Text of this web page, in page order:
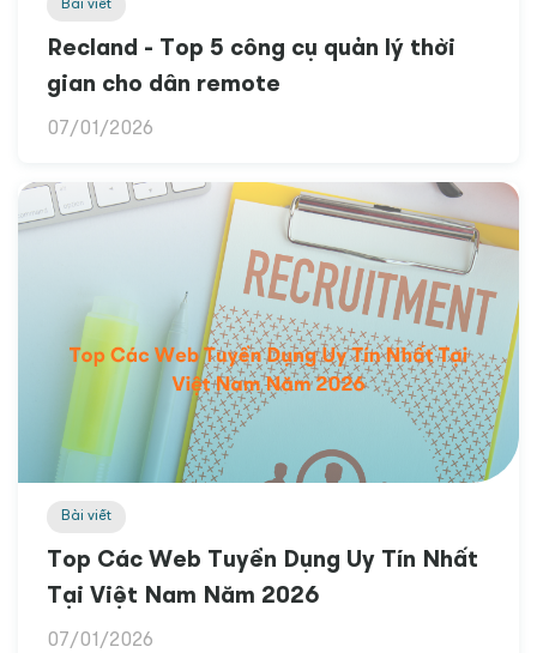
Bài viết
Recland - Top 5 công cụ quản lý thời
gian cho dân remote
07/01/2026
Bài viết
Top Các Web Tuyển Dụng Uy Tín Nhất
Tại Việt Nam Năm 2026
07/01/2026